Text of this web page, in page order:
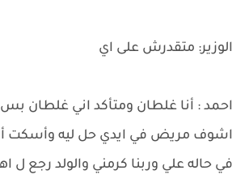
الوزير: متقدرش على اي
احمد : أنا غلطان ومتأكد اني غلطان
اشوف مريض في ايدي حل ليه وأسكت
في حاله علي وربنا كرمني والولد رجع ل